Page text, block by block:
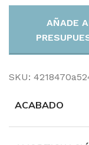
AÑADE
SKU:
ACABADO